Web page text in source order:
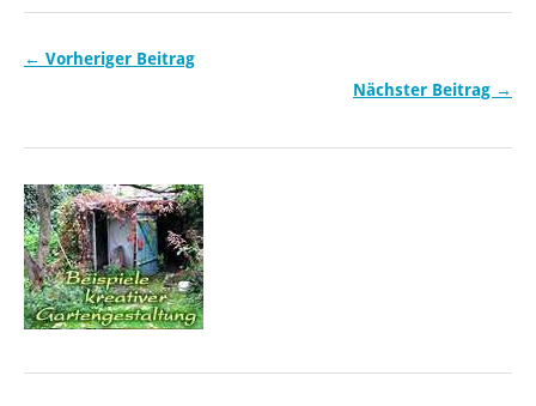
← Vorheriger Beitrag
Nächster Beitrag →